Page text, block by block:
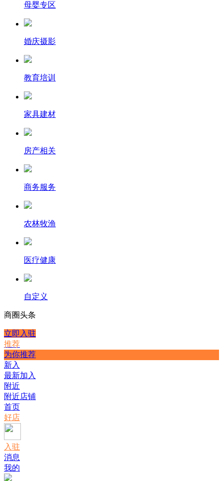
母婴专区
婚庆摄影
教育培训
家具建材
房产相关
商务服务
农林牧渔
医疗健康
自定义
商圈头条
立即入驻
推荐
为你推荐
新入
最新加入
附近
附近店铺
首页
好店
入驻
消息
我的